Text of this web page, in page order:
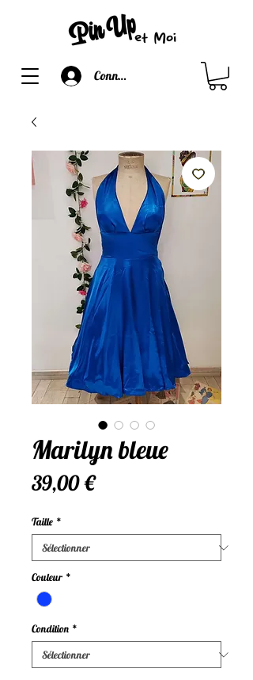
Connexion
Marilyn bleue
39,00 €Prix
Taille *
Couleur *
Condition *